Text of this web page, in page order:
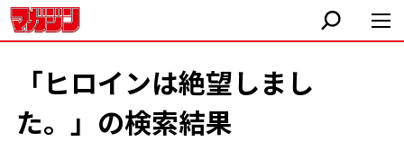
「ヒロインは絶望しまし
た。」の検索結果